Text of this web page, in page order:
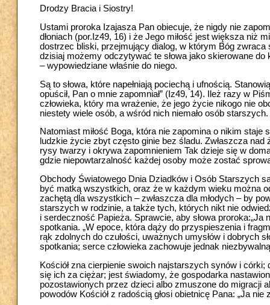
Drodzy Bracia i Siostry!
Ustami proroka Izajasza Pan obiecuje, że nigdy nie
dłoniach (por.Iz49, 16) i że Jego miłość jest większa niż
dostrzec bliski, przejmujący dialog, w którym Bóg zwraca
dzisiaj możemy odczytywać te słowa jako skierowane
– wypowiedziane właśnie do niego.
Są to słowa, które napełniają pociechą i ufnością.
opuścił, Pan o mnie zapomniał” (Iz49, 14). Ileż razy w
człowieka, który ma wrażenie, że jego życie nikogo nie
niestety wiele osób, a wśród nich niemało osób starszych.
Natomiast miłość Boga, która nie zapomina o nikim
ludzkie życie zbyt często ginie bez śladu. Zwłaszcza
rysy twarzy i okrywa zapomnieniem Tak dzieje się w
gdzie niepowtarzalność każdej osoby może zostać
Obchody Światowego Dnia Dziadków i Osób Starszych
być matką wszystkich, oraz że w każdym wieku można
zachętą dla wszystkich – zwłaszcza dla młodych – by
starszych w rodzinie, a także tych, których nikt nie
i serdeczność Papieża. Sprawcie, aby słowa proroka:„Ja
spotkania. „W epoce, która dąży do przyspieszenia i
rąk zdolnych do czułości, uważnych umysłów i dobrych
spotkania; serce człowieka zachowuje jednak
Kościół zna cierpienie swoich najstarszych synów i
się ich za ciężar; jest świadomy, że gospodarka
pozostawionych przez dzieci albo zmuszone do migracji
powodów Kościół z radością głosi obietnicę Pana: „Ja nie